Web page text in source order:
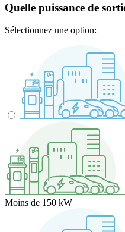
Quelle puissance de
Sélectionnez une option:
Moins de 150 kW